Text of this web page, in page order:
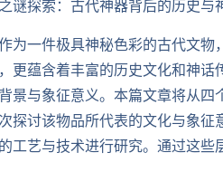
谜探索：古代神器背后的历史与
为一件极具神秘色彩的古代文
更蕴含着丰富的历史文化和神
景与象征意义。本篇文章将从
探讨该物品所代表的文化与象
工艺与技术进行研究。通过这